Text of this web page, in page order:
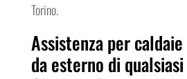
Torino.
Assistenza per
da esterno di